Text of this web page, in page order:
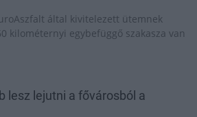
által kivitelezett ütemnek
kilométernyi egybefüggő szakasza van
lesz lejutni a fővárosból a